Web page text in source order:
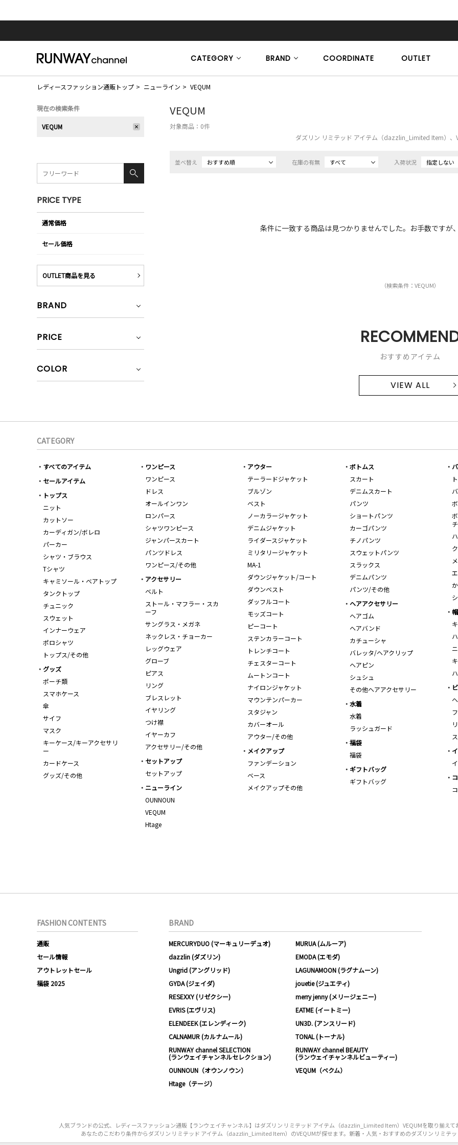
CATEGORY BRAND COORDINATE OUTLET
レディースファッション通販トップ ニューライン VEQUM
VEQUM
対象商品： 0件
ダズリン リミテッド アイテム（dazzlin_Limited Item）、
並べ替え おすすめ順 在庫の有無 すべて 入荷状況 指定しない
条件に一致する商品は見つかりませんでした。お手数ですが
（検索条件：VEQUM）
おすすめアイテム
VIEW ALL
現在の検索条件
VEQUM
PRICE TYPE
通常価格
セール価格
OUTLET商品を見る
BRAND
PRICE
COLOR
CATEGORY
すべてのアイテム
セールアイテム
トップス
ニット
カットソー
カーディガン/ボレロ
パーカー
シャツ・ブラウス
Tシャツ
キャミソール・ベアトップ
タンクトップ
チュニック
スウェット
インナーウェア
ポロシャツ
トップス/その他
ワンピース
ワンピース
ドレス
オールインワン
ロンパース
シャツワンピース
ジャンパースカート
パンツドレス
ワンピース/その他
アウター
テーラードジャケット
ブルゾン
ベスト
ノーカラージャケット
デニムジャケット
ライダースジャケット
ミリタリージャケット
MA-1
ダウンジャケット/コート
ダウンベスト
ダッフルコート
モッズコート
ピーコート
ステンカラーコート
トレンチコート
チェスターコート
ムートンコート
ナイロンジャケット
マウンテンパーカー
スタジャン
カバーオール
アウター/その他
ボトムス
スカート
デニムスカート
パンツ
ショートパンツ
カーゴパンツ
チノパンツ
スウェットパンツ
スラックス
デニムパンツ
パンツ/その他
チ
アクセサリー
ベルト
ストール・マフラー・スカ
ーフ
サングラス・メガネ
ネックレス・チョーカー
レッグウェア
グローブ
ピアス
リング
ブレスレット
イヤリング
つけ襟
イヤーカフ
アクセサリー/その他
ヘアアクセサリー
ヘアゴム
ヘアバンド
カチューシャ
バレッタ/ヘアクリップ
ヘアピン
シュシュ
その他ヘアアクセサリー
グッズ
ポーチ類
スマホケース
傘
サイフ
マスク
キーケース/キーアクセサリ
ー
カードケース
グッズ/その他
水着
水着
ラッシュガード
福袋
福袋
メイクアップ
ファンデーション
ベース
メイクアップその他
セットアップ
セットアップ
ギフトバッグ
ギフトバッグ
ニューライン
OUNNOUN
VEQUM
Htage
FASHION CONTENTS
通販
セール情報
アウトレットセール
福袋 2025
BRAND
MERCURYDUO (マーキュリーデュオ)
MURUA (ムルーア)
dazzlin (ダズリン)
EMODA (エモダ)
Ungrid (アングリッド)
LAGUNAMOON (ラグナムーン)
GYDA (ジェイダ)
jouetie (ジュエティ)
RESEXXY (リゼクシー)
merry jenny (メリージェニー)
EVRIS (エヴリス)
EATME (イートミー)
ELENDEEK (エレンディーク)
UN3D. (アンスリード)
CALNAMUR (カルナムール)
TONAL (トーナル)
RUNWAY channel SELECTION
(ランウェイチャンネルセレクション)
RUNWAY channel BEAUTY
(ランウェイチャンネルビューティー)
OUNNOUN（オウンノウン）
VEQUM（ベクム）
Htage（テージ）
人気ブランドの公式、レディースファッション通販【ランウェイチャンネル】はダズリン リミテッド アイテム（dazzlin_Limited Item）VEQUMを取り揃え
あなたのこだわり条件からダズリン リミテッド アイテム（dazzlin_Limited Item）のVEQUMが探せます。新着・人気・おすすめのダズリン リミ